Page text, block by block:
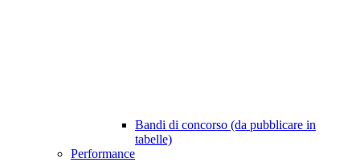
Bandi di concorso (da pubblicare in
tabelle)
Performance